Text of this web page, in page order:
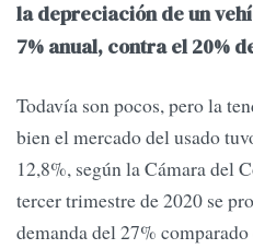
la depreciación de un
7% anual, contra el 20%
Todavía son pocos, pero la
bien el mercado del usado
12,8%, según la Cámara del
tercer trimestre de 2020 se
demanda del 27%